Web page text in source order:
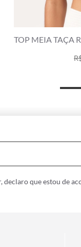
TOP MEIA TAÇA
declaro que estou de